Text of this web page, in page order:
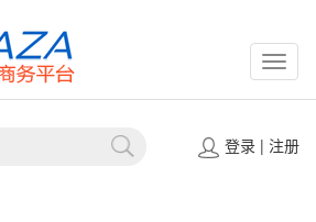
登录| 注册